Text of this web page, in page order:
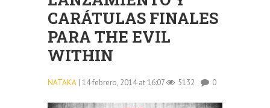
CARÁTULAS FINALES
PARA THE EVIL
WITHIN
NATAKA | 14 febrero, 2014 at 16:07 5132 0